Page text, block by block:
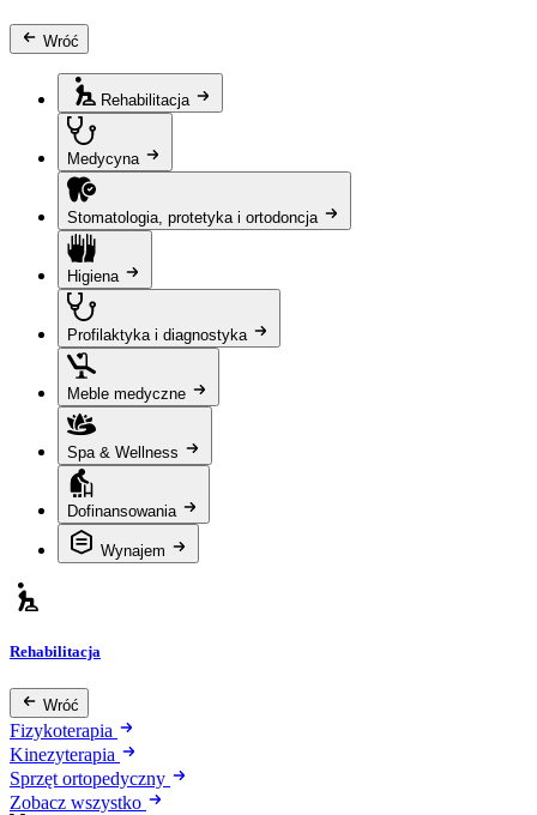
Wróć
Rehabilitacja
Medycyna
Stomatologia, protetyka i ortodoncja
Higiena
Profilaktyka i diagnostyka
Meble medyczne
Spa & Wellness
Dofinansowania
Wynajem
Rehabilitacja
Wróć
Fizykoterapia
Kinezyterapia
Sprzęt ortopedyczny
Zobacz wszystko